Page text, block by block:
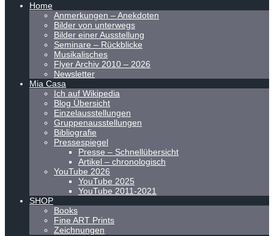
Home
Anmerkungen – Anekdoten
Bilder von unterwegs
Bilder einer Ausstellung
Seminare – Rückblicke
Musikalisches
Flyer Archiv 2010 – 2026
Newsletter
Mia Casa
Ich auf Wikipedia
Blog Übersicht
Einzelausstellungen
Gruppenausstellungen
Bibliografie
Pressespiegel
Presse – Schnellübersicht
Artikel – chronologisch
YouTube 2026
YouTube 2025
YouTube 2011-2021
SHOP
Books
Fine ART Prints
Zeichnungen